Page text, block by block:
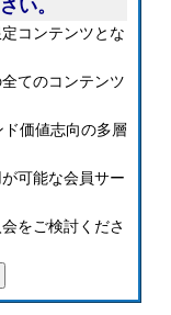
い。
コンテンツとな
てのコンテンツ
ド価値志向の多層
可能な会員サー
をご検討くださ